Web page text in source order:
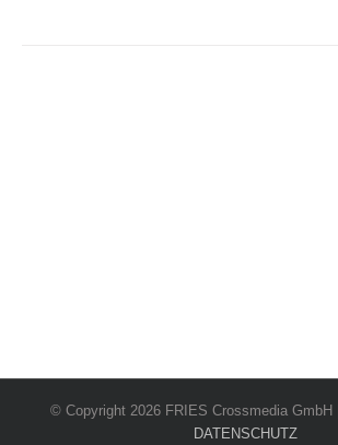
© Copyright 2026 FRIES Crossmedia GmbH |
DATENSCHUTZ